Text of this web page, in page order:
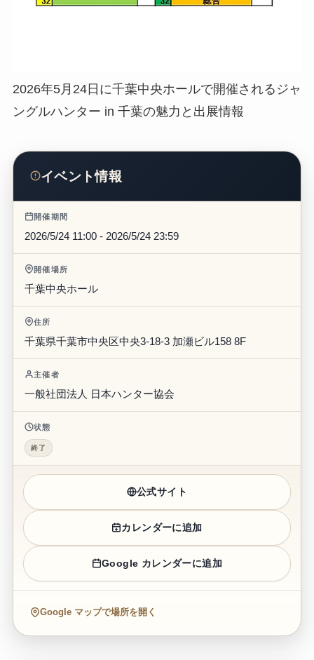
2026年5月24日に千葉中央ホールで開催されるジャ
ングルハンター in 千葉の魅力と出展情報
イベント情報
開催期間
2026/5/24 11:00 - 2026/5/24 23:59
開催場所
千葉中央ホール
住所
千葉県千葉市中央区中央3-18-3 加瀬ビル158 8F
主催者
一般社団法人 日本ハンター協会
状態
終了
公式サイト
カレンダーに追加
Google カレンダーに追加
Google マップで場所を開く